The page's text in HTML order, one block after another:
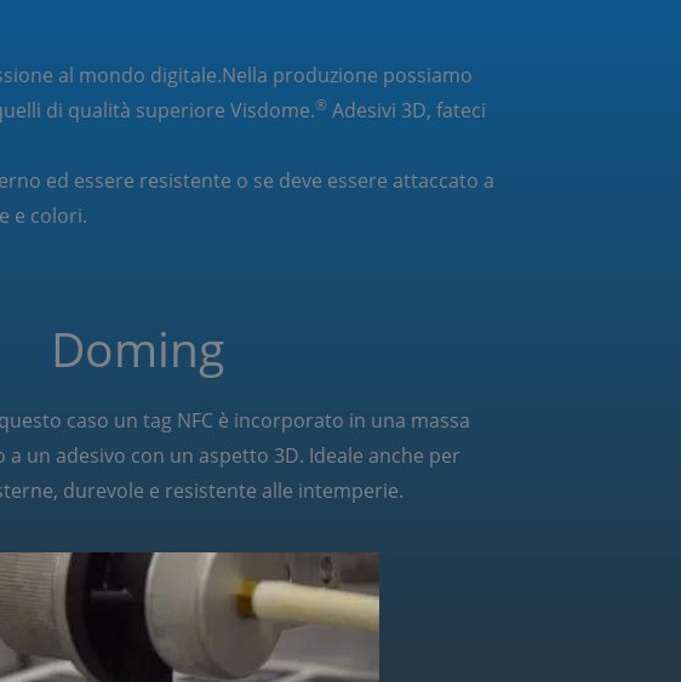
al mondo digitale.Nella produzione possiamo
di qualità superiore Visdome.® Adesivi 3D, fateci
ed essere resistente o se deve essere attaccato a
e colori.
Doming
caso un tag NFC è incorporato in una massa
a un adesivo con un aspetto 3D. Ideale anche per
durevole e resistente alle intemperie.